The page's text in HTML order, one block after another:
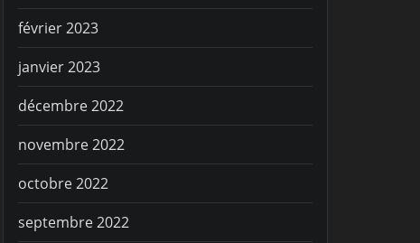
février 2023
janvier 2023
décembre 2022
novembre 2022
octobre 2022
septembre 2022